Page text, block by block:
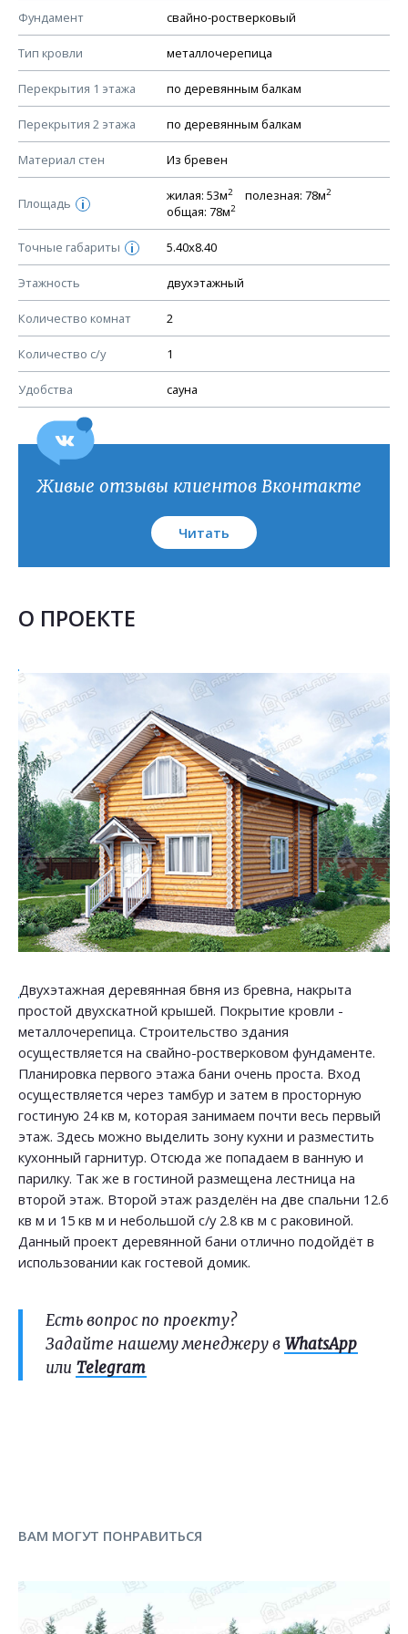
Фундамент свайно-ростверковый
Тип кровли металлочерепица
Перекрытия 1 этажа по деревянным балкам
Перекрытия 2 этажа по деревянным балкам
Материал стен Из бревен
Площадь i
жилая: 53м2 полезная: 78м2
общая: 78м2
Точные габариты i 5.40х8.40
Этажность двухэтажный
Количество комнат 2
Количество с/у 1
Удобства сауна
КОНСТРУКТИВНЫЕ РЕШЕНИЯ (КР)
Ведомость рабочих чертежей основного комплекта КР
План фундамента
Устройство фундамента, спецификация материалов
Планы перекрытий этажей, спецификация элементов
Устройство перекрытий
Устройство стен
Спецификация материалов стен
Схема расположения лаг чердака (если есть)
Схема расположения элементов стропил
Спецификация элементов стропил
Устройство стропильной системы
Узлы устройства кровли
План кровли
Живые отзывы клиентов Вконтакте
Читать
О ПРОЕКТЕ
Двухэтажная деревянная бвня из бревна, накрыта
простой двухскатной крышей. Покрытие кровли -
металлочерепица. Строительство здания
осуществляется на свайно-ростверковом фундаменте.
Планировка первого этажа бани очень проста. Вход
осуществляется через тамбур и затем в просторную
гостиную 24 кв м, которая занимаем почти весь первый
этаж. Здесь можно выделить зону кухни и разместить
кухонный гарнитур. Отсюда же попадаем в ванную и
парилку. Так же в гостиной размещена лестница на
второй этаж. Второй этаж разделён на две спальни 12.6
кв м и 15 кв м и небольшой с/у 2.8 кв м с раковиной.
Данный проект деревянной бани отлично подойдёт в
использовании как гостевой домик.
Есть вопрос по проекту?
Задайте нашему менеджеру в WhatsApp
или Telegram
ВАМ МОГУТ ПОНРАВИТЬСЯ